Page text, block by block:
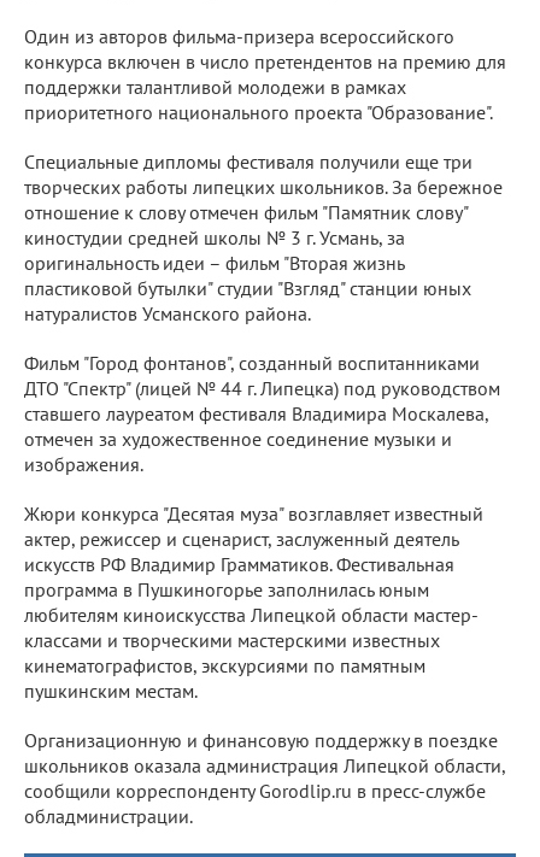
Один из авторов фильма-призера всероссийского
конкурса включен в число претендентов на премию для
поддержки талантливой молодежи в рамках
приоритетного национального проекта "Образование".
Специальные дипломы фестиваля получили еще три
творческих работы липецких школьников. За бережное
отношение к слову отмечен фильм "Памятник слову"
киностудии средней школы № 3 г. Усмань, за
оригинальность идеи – фильм "Вторая жизнь
пластиковой бутылки" студии "Взгляд" станции юных
натуралистов Усманского района.
Фильм "Город фонтанов", созданный воспитанниками
ДТО "Спектр" (лицей № 44 г. Липецка) под руководством
ставшего лауреатом фестиваля Владимира Москалева,
отмечен за художественное соединение музыки и
изображения.
Жюри конкурса "Десятая муза" возглавляет известный
актер, режиссер и сценарист, заслуженный деятель
искусств РФ Владимир Грамматиков. Фестивальная
программа в Пушкиногорье заполнилась юным
любителям киноискусства Липецкой области мастер-
классами и творческими мастерскими известных
кинематографистов, экскурсиями по памятным
пушкинским местам.
Организационную и финансовую поддержку в поездке
школьников оказала администрация Липецкой области,
сообщили корреспонденту Gorodlip.ru в пресс-службе
обладминистрации.